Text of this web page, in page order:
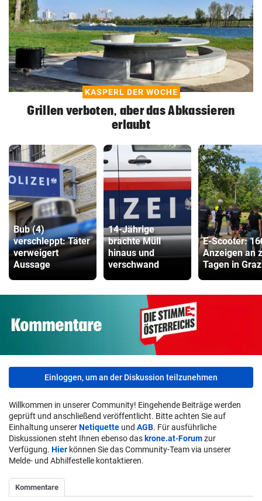
KASPERL DER WOCHE
Grillen verboten, aber das Abkassieren
erlaubt
Bub (4)
verschleppt: Täter
verweigert
Aussage
14-Jährige
brachte Müll
hinaus und
verschwand
E-Scooter:
Anzeigen an
Tagen in Graz
Einloggen, um an der Diskussion teilzunehmen
Willkommen in unserer Community! Eingehende Beiträge werden
geprüft und anschließend veröffentlicht. Bitte achten Sie auf
Einhaltung unsererNetiquette und AGB. Für ausführliche
Diskussionen steht Ihnen ebenso das krone.at-Forumzur
Verfügung. Hier können Sie das Community-Team via unserer
Melde- und Abhilfestelle kontaktieren.